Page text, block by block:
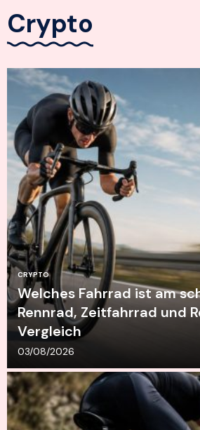
Crypto
CRYPTO
Welches Fahrrad ist am
Rennrad, Zeitfahrrad und
Vergleich
03/08/2026